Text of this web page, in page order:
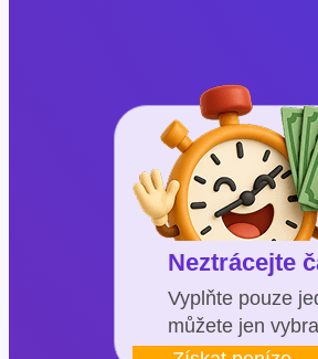
Neztrácejte
Vyplňte pouze
můžete jen